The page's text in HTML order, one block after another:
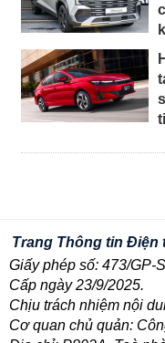
Trang Thông tin Điện
Giấy phép số: 473/GP-
Cấp ngày 23/9/2025.
Chịu trách nhiệm nội
Cơ quan chủ quản: